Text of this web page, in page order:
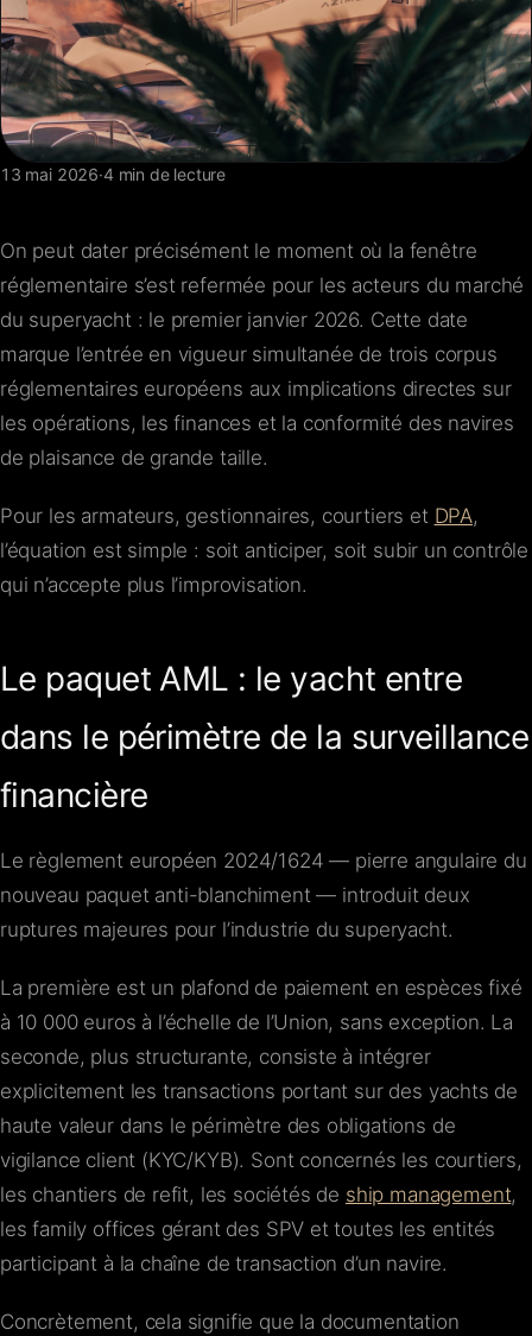
13 mai 2026·4 min de lecture
On peut dater précisément le moment où la fenêtre
réglementaire s’est refermée pour les acteurs du marché
du superyacht : le premier janvier 2026. Cette date
marque l’entrée en vigueur simultanée de trois corpus
réglementaires européens aux implications directes sur
les opérations, les finances et la conformité des navires
de plaisance de grande taille.
Pour les armateurs, gestionnaires, courtiers et DPA,
l’équation est simple : soit anticiper, soit subir un contrôle
qui n’accepte plus l’improvisation.
Le paquet AML : le yacht entre
dans le périmètre de la surveillance
financière
Le règlement européen 2024/1624 — pierre angulaire du
nouveau paquet anti-blanchiment — introduit deux
ruptures majeures pour l’industrie du superyacht.
La première est un plafond de paiement en espèces fixé
à 10 000 euros à l’échelle de l’Union, sans exception. La
seconde, plus structurante, consiste à intégrer
explicitement les transactions portant sur des yachts de
haute valeur dans le périmètre des obligations de
vigilance client (KYC/KYB). Sont concernés les courtiers,
les chantiers de refit, les sociétés de ship management,
les family offices gérant des SPV et toutes les entités
participant à la chaîne de transaction d’un navire.
Concrètement, cela signifie que la documentation